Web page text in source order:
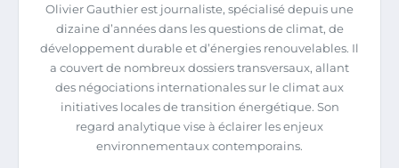
Olivier Gauthier est journaliste, spécialisé depuis une
dizaine d’années dans les questions de climat, de
développement durable et d’énergies renouvelables. Il
a couvert de nombreux dossiers transversaux, allant
des négociations internationales sur le climat aux
initiatives locales de transition énergétique. Son
regard analytique vise à éclairer les enjeux
environnementaux contemporains.